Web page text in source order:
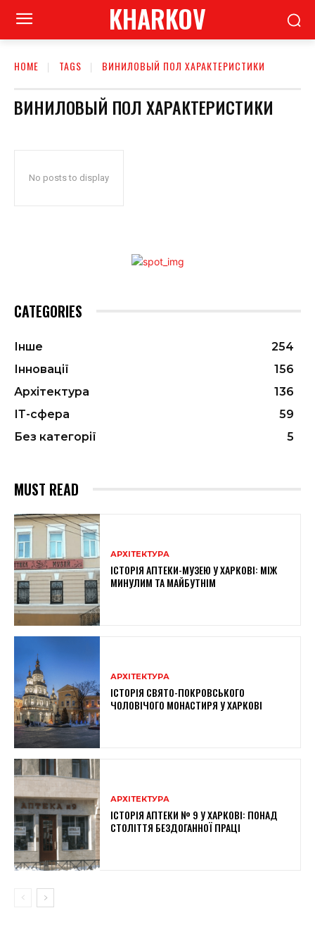
KHARKOV
HOME TAGS ВИНИЛОВЫЙ ПОЛ ХАРАКТЕРИСТИКИ
ВИНИЛОВЫЙ ПОЛ ХАРАКТЕРИСТИКИ
No posts to display
CATEGORIES
Інше
254
Інновації
156
Архітектура
136
ІТ-сфера
59
Без категорії
5
MUST READ
АРХІТЕКТУРА
ІСТОРІЯ АПТЕКИ-МУЗЕЮ У ХАРКОВІ: МІЖ
МИНУЛИМ ТА МАЙБУТНІМ
АРХІТЕКТУРА
ІСТОРІЯ СВЯТО-ПОКРОВСЬКОГО
ЧОЛОВІЧОГО МОНАСТИРЯ У ХАРКОВІ
АРХІТЕКТУРА
ІСТОРІЯ АПТЕКИ № 9 У ХАРКОВІ: ПОНАД
СТОЛІТТЯ БЕЗДОГАННОЇ ПРАЦІ